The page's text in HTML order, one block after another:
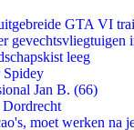
GTA VI
gevechtsvliegtuigen
leeg
Spidey
Jan B. (66)
moet werken na